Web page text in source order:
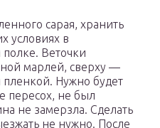
сарая, хранить
условиях в
Веточки
марлей, сверху —
Нужно будет
пересох, не был
не замерзла. Сделать
не нужно. После